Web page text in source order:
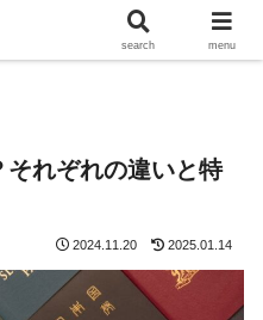
就労ビザは16種類！？それぞれの
れぞれの違いと特
2024.11.20 2025.01.14
search menu